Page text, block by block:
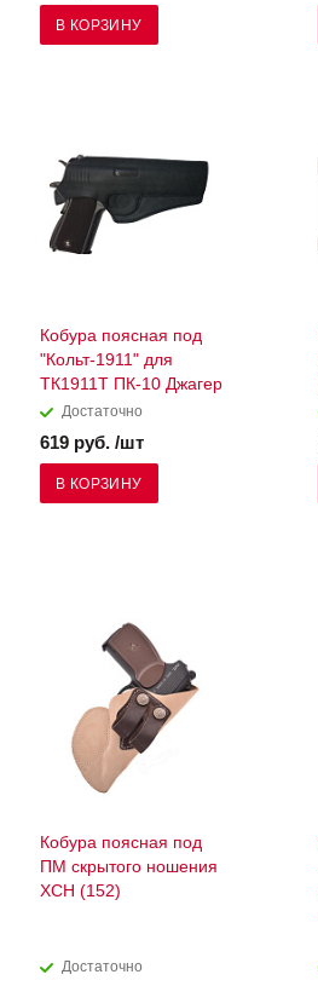
В КОРЗИНУ
Кобура поясная под
"Кольт-1911" для
ТК1911Т ПК-10 Джагер
Достаточно
619 руб. /шт
В КОРЗИНУ
Кобура поясная под
ПМ скрытого ношения
ХСН (152)
Достаточно